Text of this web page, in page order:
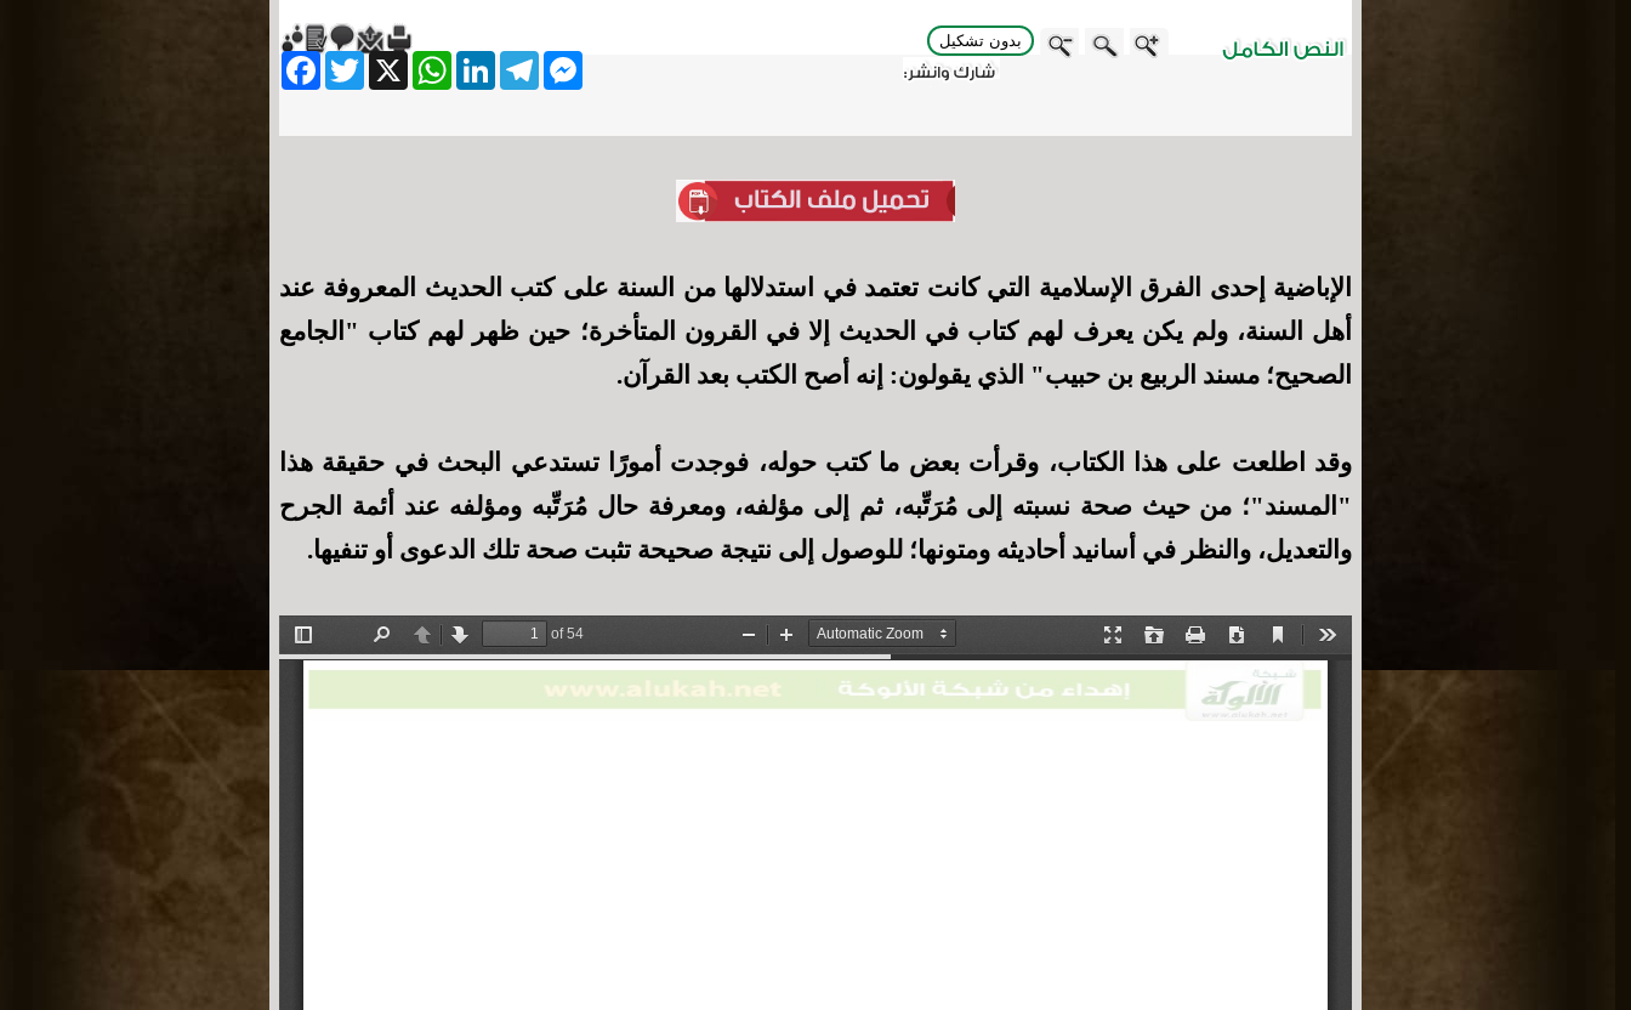
بدون تشكيل
FacebookTwitter X
WhatsAppLinkedInTelegram
Messenger
الإباضية إحدى الفرق الإسلامية التي كانت تعتمد في استدلالها من السنة على كتب الحديث المعروفة عند
أهل السنة، ولم يكن يعرف لهم كتاب في الحديث إلا في القرون المتأخرة؛ حين ظهر لهم كتاب "الجامع
الصحيح؛ مسند الربيع بن حبيب" الذي يقولون: إنه أصح الكتب بعد القرآن.
وقد اطلعت على هذا الكتاب، وقرأت بعض ما كتب حوله، فوجدت أمورًا تستدعي البحث في حقيقة هذا
"المسند"؛ من حيث صحة نسبته إلى مُرَتِّبه، ثم إلى مؤلفه، ومعرفة حال مُرَتِّبه ومؤلفه عند أئمة الجرح
والتعديل، والنظر في أسانيد أحاديثه ومتونها؛ للوصول إلى نتيجة صحيحة تثبت صحة تلك الدعوى أو تنفيها.